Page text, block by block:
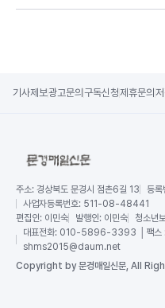
기사제보광고문의 구독신청제휴문의
주소: 경상북도 문경시 점촌6길 13 등록
사업자등록번호: 511-08-48441
편집인: 이민숙 발행인: 이민숙 청소년
대표전화: 010-5896-3393 │팩
shms2015@daum.net
Copyright by 문경매일신문, All